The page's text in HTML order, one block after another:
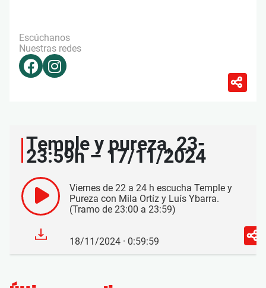
Escúchanos
Nuestras redes
Temple y pureza, 23-
23:59h – 17/11/2024
Viernes de 22 a 24 h escucha Temple y
Pureza con Mila Ortíz y Luís Ybarra.
(Tramo de 23:00 a 23:59)
18/11/2024 · 0:59:59